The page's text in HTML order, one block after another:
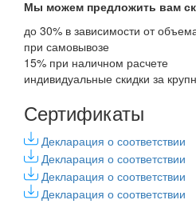
Мы можем предложить вам
до 30% в зависимости от
при самовывозе
15% при наличном расчете
индивидуальные скидки за
Сертификаты
Декларация о соответствии
Декларация о соответствии
Декларация о соответствии
Декларация о соответствии